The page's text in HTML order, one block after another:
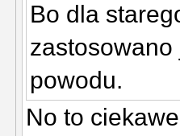
Bo dla
powodu.
No to